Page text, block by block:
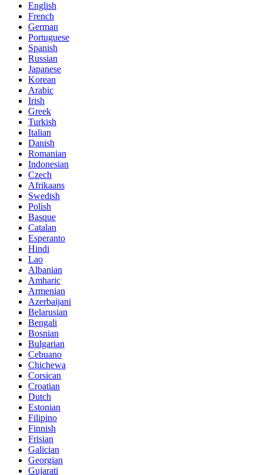
English
French
German
Portuguese
Spanish
Russian
Japanese
Korean
Arabic
Irish
Greek
Turkish
Italian
Danish
Romanian
Indonesian
Czech
Afrikaans
Swedish
Polish
Basque
Catalan
Esperanto
Hindi
Lao
Albanian
Amharic
Armenian
Azerbaijani
Belarusian
Bengali
Bosnian
Bulgarian
Cebuano
Chichewa
Corsican
Croatian
Dutch
Estonian
Filipino
Finnish
Frisian
Galician
Georgian
Gujarati